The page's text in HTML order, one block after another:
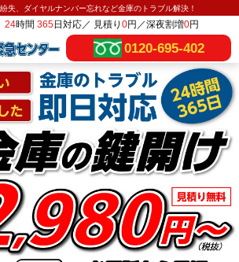
失、ダイヤルナンバー忘れなど金庫のトラブル解決！
24時間 365日対応／ 見積り 0円／深夜割増0円
0120-695-402